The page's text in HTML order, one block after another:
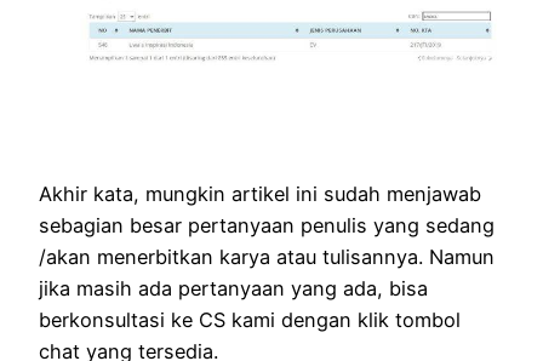
Akhir kata, mungkin artikel ini sudah menjawab
sebagian besar pertanyaan penulis yang sedang
/akan menerbitkan karya atau tulisannya. Namun
jika masih ada pertanyaan yang ada, bisa
berkonsultasi ke CS kami dengan klik tombol
chat yang tersedia.